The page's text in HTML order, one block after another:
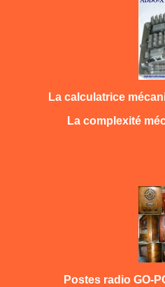
La calculatrice
La complexité
Postes radio GO-